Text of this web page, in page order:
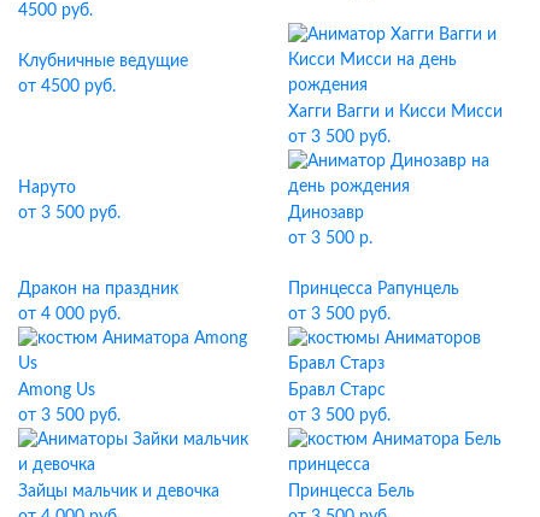
4500 руб.
Клубничные ведущие
от 4500 руб.
Хагги Вагги и Кисси Мисси
от 3 500 руб.
Наруто
от 3 500 руб.
Динозавр
от 3 500 р.
Дракон на праздник
от 4 000 руб.
Принцесса Рапунцель
от 3 500 руб.
Among Us
от 3 500 руб.
Бравл Старс
от 3 500 руб.
Зайцы мальчик и девочка
Принцесса Бель